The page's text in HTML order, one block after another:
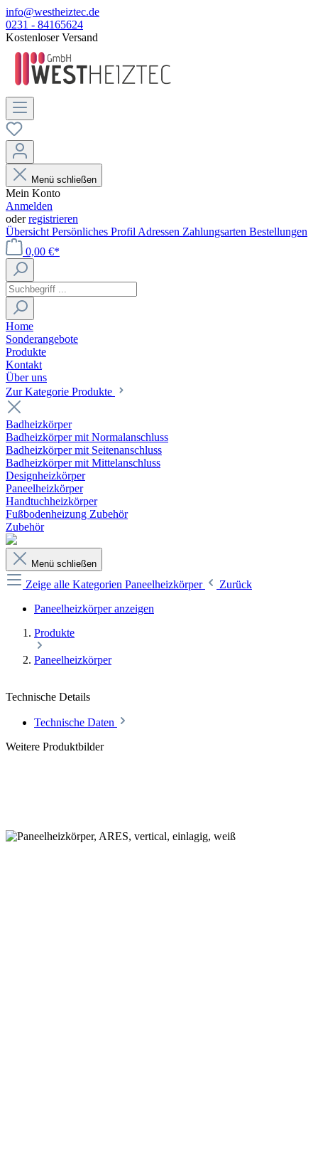
info@westheiztec.de
0231 - 84165624
Kostenloser Versand
Menü schließen
Mein Konto
Anmelden
oderregistrieren
Übersicht Persönliches Profil Adressen Zahlungsarten Bestellungen
0,00 €*
Home
Sonderangebote
Produkte
Kontakt
Über uns
Zur Kategorie Produkte
Badheizkörper
Badheizkörper mit Normalanschluss
Badheizkörper mit Seitenanschluss
Badheizkörper mit Mittelanschluss
Designheizkörper
Paneelheizkörper
Handtuchheizkörper
Fußbodenheizung Zubehör
Zubehör
Menü schließen
Zeige alle Kategorien Paneelheizkörper
Zurück
Paneelheizkörper anzeigen
Produkte
Paneelheizkörper
Technische Details
Technische Daten
Weitere Produktbilder